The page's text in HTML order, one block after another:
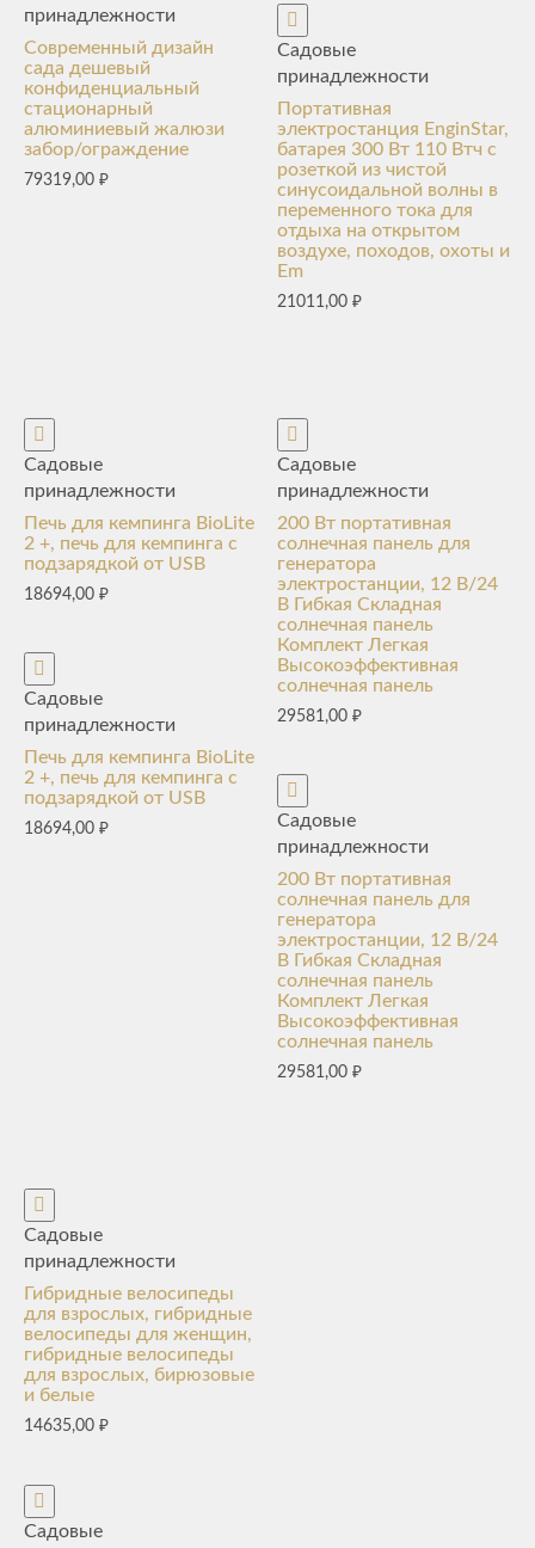
принадлежности
Современный дизайн
сада дешевый
конфиденциальный
стационарный
алюминиевый жалюзи
забор/ограждение
79319,00 ₽
Садовые
принадлежности
Портативная
электростанция EnginStar,
батарея 300 Вт 110 Втч с
розеткой из чистой
синусоидальной волны в
переменного тока для
отдыха на открытом
воздухе, походов, охоты и
Em
21011,00₽
Садовые
принадлежности
Печь для кемпинга BioLite
2 +, печь для кемпинга с
подзарядкой от USB
18694,00 ₽
Садовые
принадлежности
Печь для кемпинга BioLite
2 +, печь для кемпинга с
подзарядкой от USB
18694,00 ₽
Садовые
принадлежности
200 Вт портативная
солнечная панель для
генератора
электростанции, 12 В/24
В Гибкая Складная
солнечная панель
Комплект Легкая
Высокоэффективная
солнечная панель
29581,00₽
Садовые
принадлежности
200 Вт портативная
солнечная панель для
генератора
электростанции, 12 В/24
В Гибкая Складная
солнечная панель
Комплект Легкая
Высокоэффективная
солнечная панель
29581,00₽
Садовые
принадлежности
Гибридные велосипеды
для взрослых, гибридные
велосипеды для женщин,
гибридные велосипеды
для взрослых, бирюзовые
и белые
14635,00 ₽
Садовые